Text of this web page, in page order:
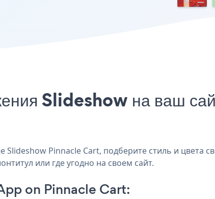
Slideshow на ваш
Pinnacle Cart, подберите стиль и цвета
или где угодно на своем сайт.
on Pinnacle Cart: